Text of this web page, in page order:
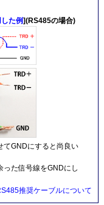
た例](RS485の場合)
てGNDにすると尚良い
った信号線をGNDにし
推奨ケーブルについて